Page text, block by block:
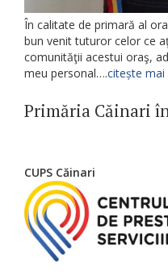
În calitate de primară al
bun venit tuturor celor ce
comunităţii acestui oraş,
meu personal….citește mai
Primăria Căinari
CUPS Căinari